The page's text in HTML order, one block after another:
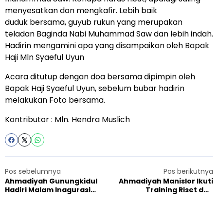
menyesatkan dan mengkafir. Lebih baik
duduk bersama, guyub rukun yang merupakan
teladan Baginda Nabi Muhammad Saw dan lebih indah.
Hadirin mengamini apa yang disampaikan oleh Bapak
Haji Mln Syaeful Uyun
Acara ditutup dengan doa bersama dipimpin oleh
Bapak Haji Syaeful Uyun, sebelum bubar hadirin
melakukan Foto bersama.
Kontributor : Mln. Hendra Muslich
Pos sebelumnya
Ahmadiyah Gunungkidul
Hadiri Malam Inagurasi
Pos berikutnya
Ahmadiyah Manislor Ikuti
Training Riset dan